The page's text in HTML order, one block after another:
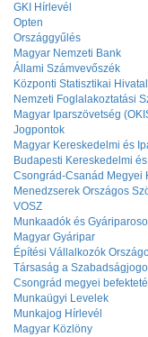
GKI Hírlevél
Opten
Országgyűlés
Magyar Nemzeti Bank
Állami Számvevőszék
Központi Statisztikai Hivatal
Nemzeti Foglalakoztatási
Magyar Iparszövetség
Jogpontok
Magyar Kereskedelmi és
Budapesti Kereskedelmi
Csongrád-Csanád Megyei
Menedzserek Országos
VOSZ
Munkaadók és
Magyar Gyáripar
Építési Vállalkozók
Társaság a
Csongrád megyei
Munkaügyi Levelek
Munkajog Hírlevél
Magyar Közlöny